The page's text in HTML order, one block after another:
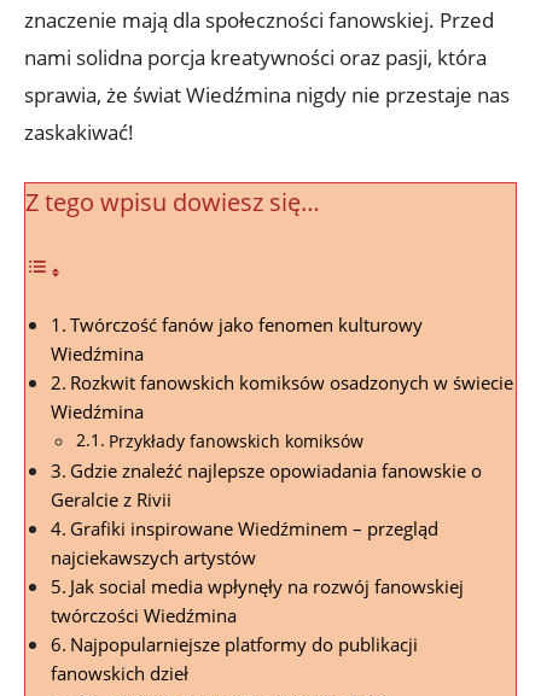
znaczenie mają dla społeczności fanowskiej. Przed
nami solidna porcja kreatywności oraz pasji, która
sprawia, że świat Wiedźmina nigdy nie przestaje nas
zaskakiwać!
Z tego wpisu dowiesz się…
Twórczość fanów jako fenomen kulturowy
Wiedźmina
Rozkwit fanowskich komiksów osadzonych w świecie
Wiedźmina
Przykłady fanowskich komiksów
Gdzie znaleźć najlepsze opowiadania fanowskie o
Geralcie z Rivii
Grafiki inspirowane Wiedźminem – przegląd
najciekawszych artystów
Jak social media wpłynęły na rozwój fanowskiej
twórczości Wiedźmina
Najpopularniejsze platformy do publikacji
fanowskich dzieł